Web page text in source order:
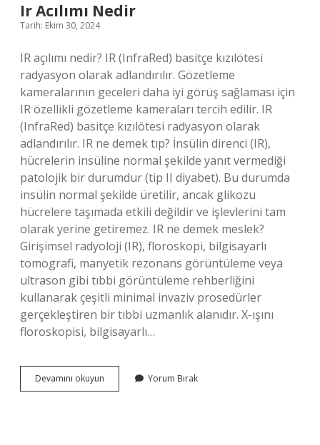
Ir Acılımı Nedir
Tarih: Ekim 30, 2024
IR açılımı nedir? IR (InfraRed) basitçe kızılötesi
radyasyon olarak adlandırılır. Gözetleme
kameralarının geceleri daha iyi görüş sağlaması için
IR özellikli gözetleme kameraları tercih edilir. IR
(InfraRed) basitçe kızılötesi radyasyon olarak
adlandırılır. IR ne demek tıp? İnsülin direnci (IR),
hücrelerin insüline normal şekilde yanıt vermediği
patolojik bir durumdur (tip II diyabet). Bu durumda
insülin normal şekilde üretilir, ancak glikozu
hücrelere taşımada etkili değildir ve işlevlerini tam
olarak yerine getiremez. IR ne demek meslek?
Girişimsel radyoloji (IR), floroskopi, bilgisayarlı
tomografi, manyetik rezonans görüntüleme veya
ultrason gibi tıbbi görüntüleme rehberliğini
kullanarak çeşitli minimal invaziv prosedürler
gerçekleştiren bir tıbbi uzmanlık alanıdır. X-ışını
floroskopisi, bilgisayarlı…
Devamını okuyun
Acılımı
Yorum Bırak